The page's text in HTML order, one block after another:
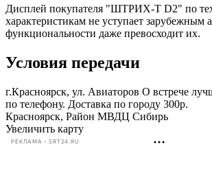
Дисплей покупателя "ШТРИХ-Т D2" по
характеристикам не уступает зарубежным
функциональности даже превосходит их.
Условия передачи
г.Красноярск, ул. Авиаторов О встрече
по телефону. Доставка по городу 300р.
Красноярск, Район МВДЦ Сибирь
Увеличить карту
РЕКЛАМА • SRT24.RU